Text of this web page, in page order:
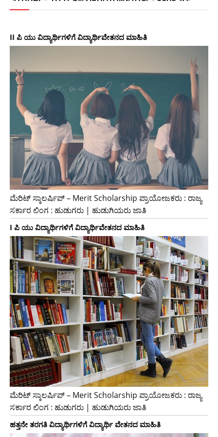
II ಪಿ ಯು ವಿದ್ಯಾರ್ಥಿಗಳಿಗೆ ವಿದ್ಯಾರ್ಥಿವೇತನದ ಮಾಹಿತಿ
ಮೆರಿಟ್ ಸ್ಕಾಲರ್ಷಿಪ್ – Merit Scholarship ಪ್ರಾಯೋಜಕರು : ರಾಜ್ಯ
ಸರ್ಕಾರ ಲಿಂಗ : ಹುಡುಗರು | ಹುಡುಗಿಯರು ಜಾತಿ
I ಪಿ ಯು ವಿದ್ಯಾರ್ಥಿಗಳಿಗೆ ವಿದ್ಯಾರ್ಥಿವೇತನದ ಮಾಹಿತಿ
ಮೆರಿಟ್ ಸ್ಕಾಲರ್ಷಿಪ್ – Merit Scholarship ಪ್ರಾಯೋಜಕರು : ರಾಜ್ಯ
ಸರ್ಕಾರ ಲಿಂಗ : ಹುಡುಗರು | ಹುಡುಗಿಯರು ಜಾತಿ
ಹತ್ತನೇ ತರಗತಿ ವಿದ್ಯಾರ್ಥಿಗಳಿಗೆ ವಿದ್ಯಾರ್ಥಿ ವೇತನದ ಮಾಹಿತಿ